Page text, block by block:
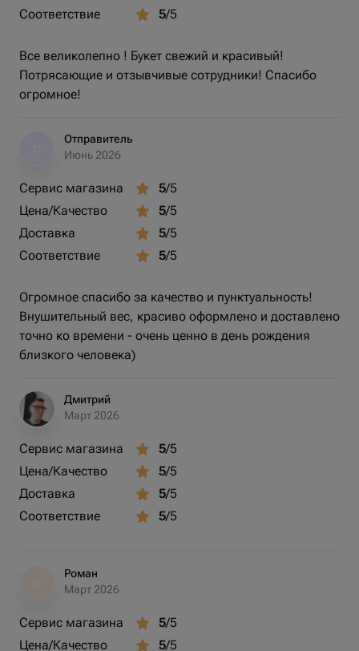
Соответствие
5/5
Все великолепно ! Букет свежий и красивый!
Потрясающие и отзывчивые сотрудники! Спасибо
огромное!
Отправитель
Июнь 2026
Сервис магазина 5/5
Цена/Качество
5/5
Доставка
5/5
Соответствие
5/5
Огромное спасибо за качество и пунктуальность!
Внушительный вес, красиво оформлено и доставлено
точно ко времени - очень ценно в день рождения
близкого человека)
Дмитрий
Март 2026
Сервис магазина 5/5
Цена/Качество
5/5
Доставка
5/5
Соответствие
5/5
Роман
Март 2026
Сервис магазина 5/5
Цена/Качество
5/5